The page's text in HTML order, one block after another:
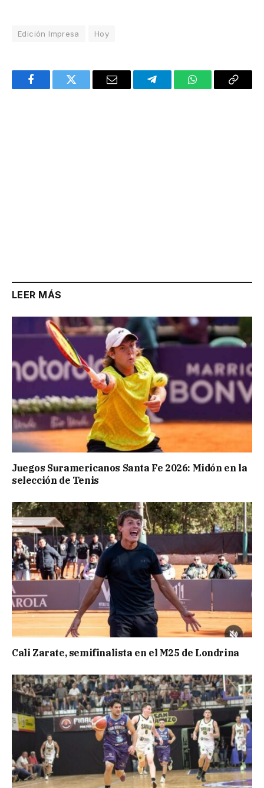
Edición Impresa Hoy
FacebookTwitter Email TelegramWhatsAppCopy
LEER MÁS
Juegos Suramericanos Santa Fe 2026: Midón en la
selección de Tenis
Cali Zarate, semifinalista en el M25 de Londrina